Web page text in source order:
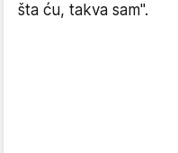
šta ću, takva sam".